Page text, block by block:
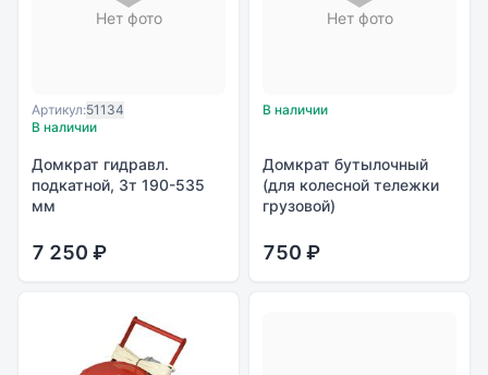
Нет фото
Артикул:51134
В наличии
Домкрат гидравл.
подкатной, 3т 190-535
мм
7 250 ₽
Нет фото
В наличии
Домкрат бутылочный
(для колесной тележки
грузовой)
750 ₽